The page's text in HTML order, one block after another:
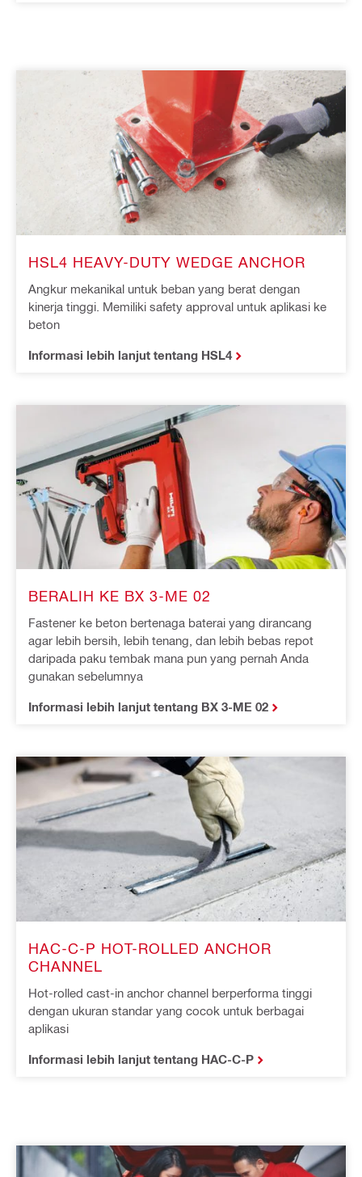
HSL4 HEAVY-DUTY WEDGE ANCHOR
Angkur mekanikal untuk beban yang berat dengan
kinerja tinggi. Memiliki safety approval untuk aplikasi ke
beton
Informasi lebih lanjut tentang HSL4
BERALIH KE BX 3-ME 02
Fastener ke beton bertenaga baterai yang dirancang
agar lebih bersih, lebih tenang, dan lebih bebas repot
daripada paku tembak mana pun yang pernah Anda
gunakan sebelumnya
Informasi lebih lanjut tentang BX 3-ME 02
HAC-C-P HOT-ROLLED ANCHOR
CHANNEL
Hot-rolled cast-in anchor channel berperforma tinggi
dengan ukuran standar yang cocok untuk berbagai
aplikasi
Informasi lebih lanjut tentang HAC-C-P